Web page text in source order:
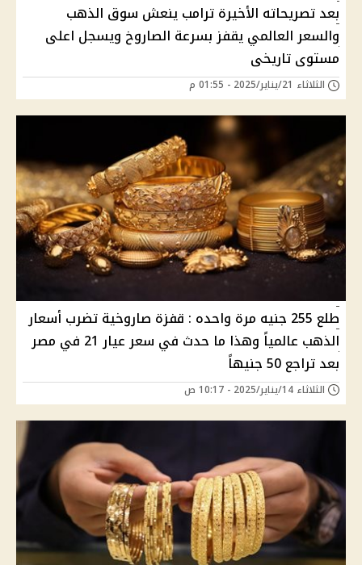
بعد تصريحاته الأخيرة ترامب ينعش سوق الذهب
والسعر العالمي يقفز بسرعة الصاروخ ويسجل اعلى
مستوى تاريخى
الثلاثاء 21/يناير/2025 - 01:55 م
طلع 255 جنيه مرة واحده : قفزة صاروخية تضرب أسعار
الذهب عالمياً وهذا ما حدث في سعر عيار 21 في مصر
بعد تراجع 50 جنيهاً
الثلاثاء 14/يناير/2025 - 10:17 ص